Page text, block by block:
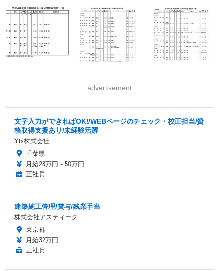
advertisement
文字入力ができればOK!/WEBページのチェック・校正担当/資
格取得支援あり/未経験活躍
Yts株式会社
千葉県
月給28万円～50万円
正社員
建築施工管理/賞与/残業手当
株式会社アスティーク
東京都
月給32万円
正社員